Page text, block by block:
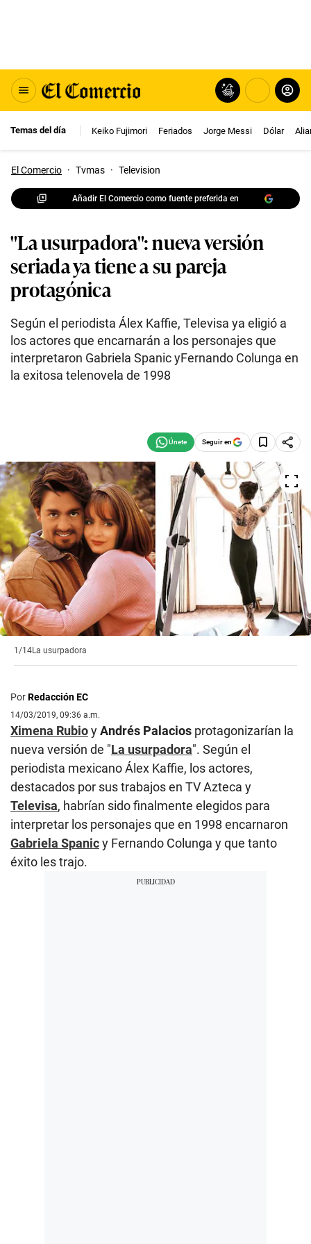
Temas del día Keiko Fujimori Feriados Jorge Messi Dólar
El Comercio · Tvmas · Television
Añadir El Comercio como fuente preferida en
"La usurpadora": nueva versión
seriada ya tiene a su pareja
protagónica
Según el periodista Álex Kaffie, Televisa ya eligió a
los actores que encarnarán a los personajes que
interpretaron Gabriela Spanic yFernando Colunga en
la exitosa telenovela de 1998
Seguir en
1/14La usurpadora
PorRedacción EC
14/03/2019, 09:36 a.m.
Ximena RubioyAndrés Palacios protagonizarían la
nueva versión de "La usurpadora". Según el
periodista mexicano Álex Kaffie, los actores,
destacados por sus trabajos en TV Azteca y
Televisa, habrían sido finalmente elegidos para
interpretar los personajes que en 1998 encarnaron
Gabriela Spanicy Fernando Colunga y que tanto
éxito les trajo.